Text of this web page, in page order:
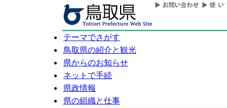
テーマでさがす
鳥取県の紹介と観光
県からのお知らせ
ネットで手続
県政情報
県の組織と仕事